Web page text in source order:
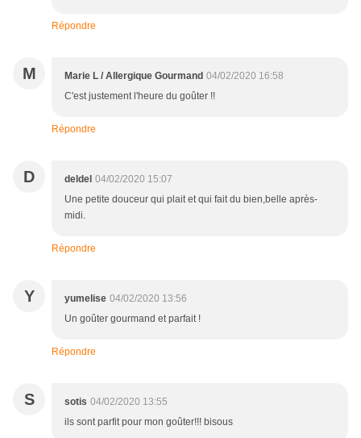
Répondre
M Marie L / Allergique Gourmand 04/02/2020 16:58
C'est justement l'heure du goûter !!
Répondre
D deldel 04/02/2020 15:07
Une petite douceur qui plait et qui fait du bien,belle après-
midi.
Répondre
Y yumelise 04/02/2020 13:56
Un goûter gourmand et parfait !
Répondre
S sotis 04/02/2020 13:55
ils sont parfit pour mon goûter!!! bisous